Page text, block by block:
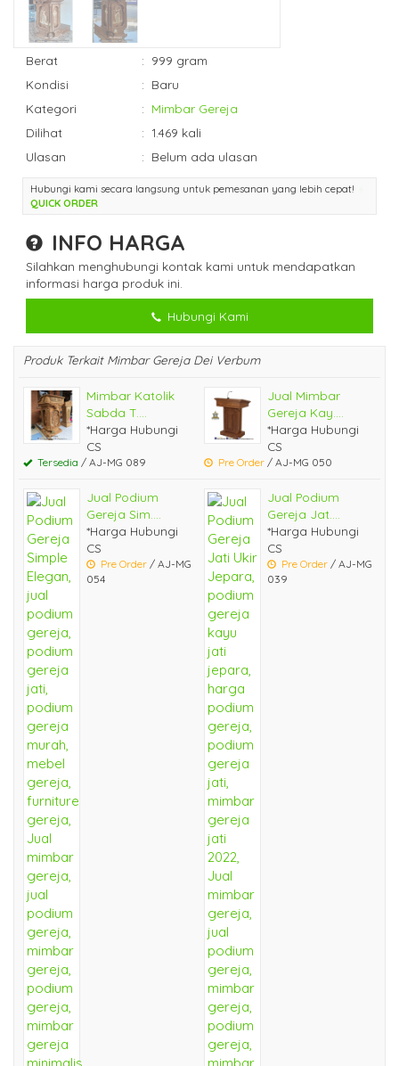
Berat : 999 gram
Kondisi
: Baru
Kategori
: Mimbar Gereja
Dilihat
: 1.469 kali
Ulasan
: Belum ada ulasan
Hubungi kami secara langsung untuk pemesanan yang lebih cepat!
QUICK ORDER
INFO HARGA
Silahkan menghubungi kontak kami untuk mendapatkan
informasi harga produk ini.
Hubungi Kami
Produk Terkait Mimbar Gereja Dei Verbum
Mimbar Katolik
Sabda T....
*Harga Hubungi
CS
Tersedia / AJ-MG 089
Jual Mimbar
Gereja Kay....
*Harga Hubungi
CS
Pre Order / AJ-MG 050
Jual Podium
Gereja Sim....
*Harga Hubungi
CS
Pre Order / AJ-MG
054
Jual Podium
Gereja Jat....
*Harga Hubungi
CS
Pre Order / AJ-MG
039